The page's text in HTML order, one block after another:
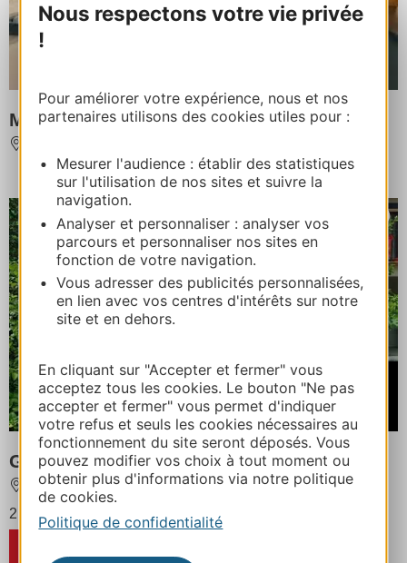
Nous respectons votre vie privée
!
Pour améliorer votre expérience, nous et nos
partenaires utilisons des cookies utiles pour :
Mesurer l'audience : établir des statistiques
sur l'utilisation de nos sites et suivre la
navigation.
Analyser et personnaliser : analyser vos
parcours et personnaliser nos sites en
fonction de votre navigation.
Vous adresser des publicités personnalisées,
en lien avec vos centres d'intérêts sur notre
site et en dehors.
En cliquant sur "Accepter et fermer" vous
acceptez tous les cookies. Le bouton "Ne pas
accepter et fermer" vous permet d'indiquer
votre refus et seuls les cookies nécessaires au
fonctionnement du site seront déposés. Vous
pouvez modifier vos choix à tout moment ou
obtenir plus d'informations via notre politique
de cookies.
Politique de confidentialité
Maison Ytor
441€
Gîte Pelloui
LAVAUR
2 personnes au maximum